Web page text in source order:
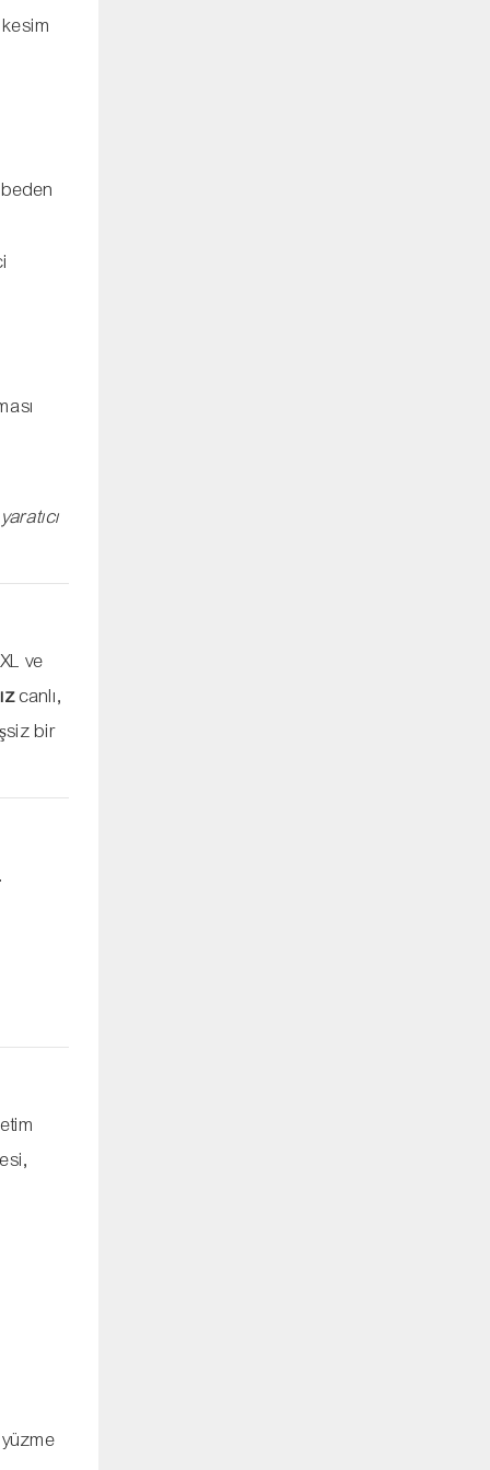
ve
canlı,
bir